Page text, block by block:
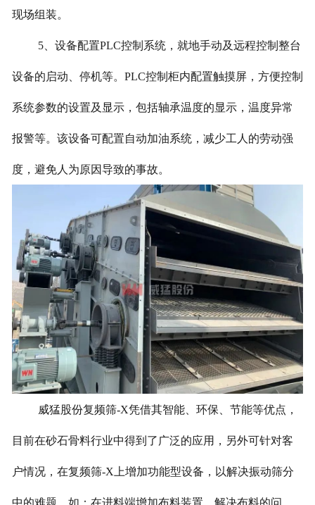
现场组装。
5、设备配置PLC控制系统，就地手动及远程控制整台
设备的启动、停机等。PLC控制柜内配置触摸屏，方便控制
系统参数的设置及显示，包括轴承温度的显示，温度异常
报警等。该设备可配置自动加油系统，减少工人的劳动强
度，避免人为原因导致的事故。
威猛股份复频筛-X凭借其智能、环保、节能等优点，
目前在砂石骨料行业中得到了广泛的应用，另外可针对客
户情况，在复频筛-X上增加功能型设备，以解决振动筛分
中的难题，如：在进料端增加布料装置，解决布料的问